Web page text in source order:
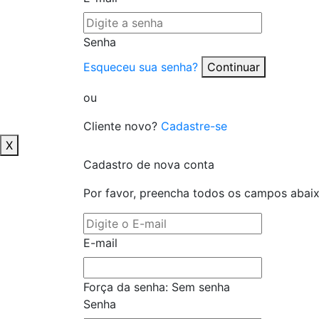
Senha
Esqueceu sua senha?
Continuar
ou
Cliente novo? Cadastre-se
X
Cadastro de nova conta
Por favor, preencha todos os campos
E-mail
Força da senha: Sem senha
Senha